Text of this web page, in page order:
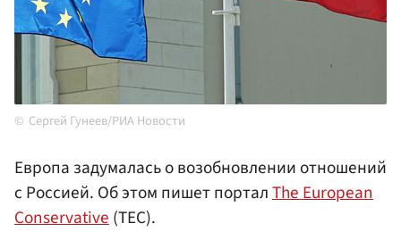
Сергей Гунеев/РИА Новости
Европа задумалась о возобновлении отношений
с Россией. Об этом пишет порталThe European
Conservative(TEC).